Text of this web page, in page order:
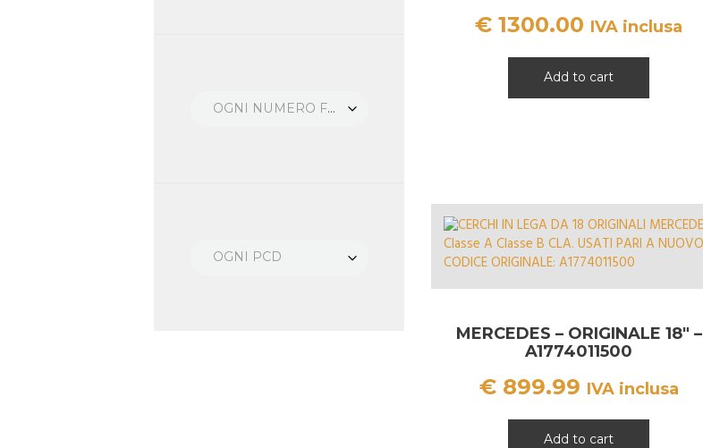
€ 1300.00 IVA inclusa
Add to cart
MERCEDES – ORIGINALE 18″ –
A1774011500
€899.99 IVA inclusa
Add to cart
OGNI NUMERO FORI
OGNI PCD